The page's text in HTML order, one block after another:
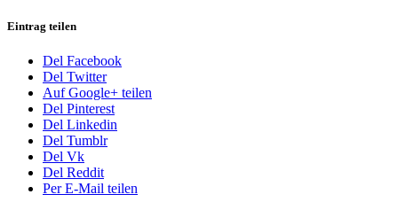
Eintrag teilen
Del Facebook
Del Twitter
Auf Google+ teilen
Del Pinterest
Del Linkedin
Del Tumblr
Del Vk
Del Reddit
Per E-Mail teilen